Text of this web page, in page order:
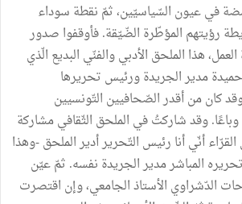
فيعيون السّياسيّين،ثمّ نقطة سوداء
رؤيتهم المؤطّرة الضّيّقة.فأوقفوا صدور
العمل،هذا الملحق الأدبيوالفنّي البديع الّذي
حميدةمديرالجريدةورئيس تحريرها
كانمنأقدرالصّحافيين التّونسيين
وباعًا.وقدشاركتُفي الملحق الثّقافيمشاركة
القرّاءأنّيأنا رئيس التّحريرأديرالملحق-وهذا
تحريره المباشرمديرالجريدة نفسه. ثمّعيّن
الدّشراوي الأستاذالجامعي،وإن اقتصرت